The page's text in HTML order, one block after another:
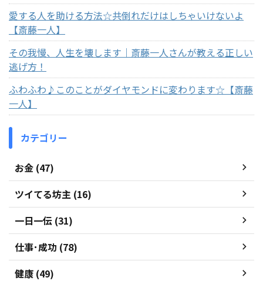
愛する人を助ける方法☆共倒れだけはしちゃいけないよ
【斎藤一人】
その我慢、人生を壊します｜斎藤一人さんが教える正しい
逃げ方！
ふわふわ♪このことがダイヤモンドに変わります☆【斎藤
一人】
カテゴリー
お金 (47)
ツイてる坊主 (16)
一日一伝 (31)
仕事･成功 (78)
健康 (49)